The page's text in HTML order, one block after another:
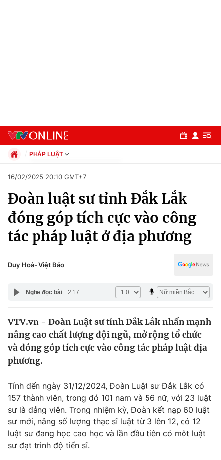
Chuyên mục
Chính trị
Thế giới
Tin tức
Thế giới đó đây
Câu chuyện quốc tế
Kinh tế
Tài chính
Thị trường
Góc doanh nghiệp
Dữ liệu và đời sống
Truyền hình
Phim VTV
PHÁP LUẬT
Xã hội
Pháp luật
Thể thao
Truyền hình
Văn hóa - Giải trí
Đời sống
Giáo dục
16/02/2025 20:10 GMT+7
Đoàn luật sư tỉnh Đắk Lắk
đóng góp tích cực vào công
tác pháp luật ở địa phương
Duy Hoà- Việt Bảo
Nghe đọc bài 2:17
VTV.vn - Đoàn Luật sư tỉnh Đắk Lắk nhấn mạnh
nâng cao chất lượng đội ngũ, mở rộng tổ chức
và đóng góp tích cực vào công tác pháp luật địa
phương.
Tính đến ngày 31/12/2024, Đoàn Luật sư Đắk Lắk có
157 thành viên, trong đó 101 nam và 56 nữ, với 23 luật
sư là đảng viên. Trong nhiệm kỳ, Đoàn kết nạp 60 luật
sư mới, nâng số lượng thạc sĩ luật từ 3 lên 12, có 12
luật sư đang học cao học và lần đầu tiên có một luật
sư đạt trình độ tiến sĩ.